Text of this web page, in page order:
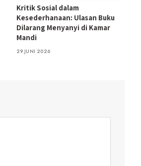
Kritik Sosial dalam
Kesederhanaan: Ulasan Buku
Dilarang Menyanyi di Kamar
Mandi
29 JUNI 2026